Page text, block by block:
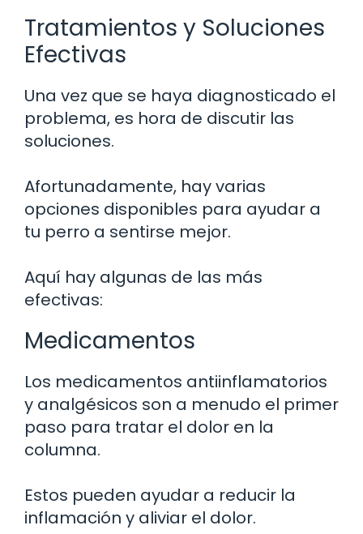
Tratamientos y Soluciones
Efectivas
Una vez que se haya diagnosticado el
problema, es hora de discutir las
soluciones.
Afortunadamente, hay varias
opciones disponibles para ayudar a
tu perro a sentirse mejor.
Aquí hay algunas de las más
efectivas:
Medicamentos
Los medicamentos antiinflamatorios
y analgésicos son a menudo el primer
paso para tratar el dolor en la
columna.
Estos pueden ayudar a reducir la
inflamación y aliviar el dolor.